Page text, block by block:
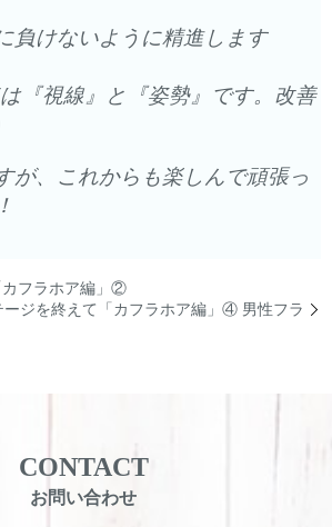
負けないように精進します
『視線』と『姿勢』です。改善
が、これからも楽しんで頑張っ
カフラホア編」②
ージを終えて「カフラホア編」④ 男性フラ
CONTACT
お問い合わせ